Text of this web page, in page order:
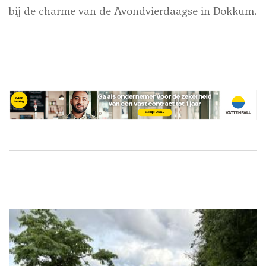
bij de charme van de Avondvierdaagse in Dokkum.